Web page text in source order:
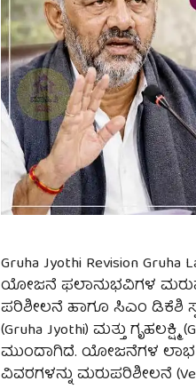
Gruha Jyothi Revision
ಯೋಜನೆ ಫಲಾನುಭವಿಗಳ
ಪರಿಶೀಲನೆ ಹಾಗೂ ಸಿಎಂ ಡಿಕೆಶಿ
(Gruha Jyothi) ಮತ್ತು
ಮುಂದಾಗಿದೆ. ಯೋಜನೆಗಳ ಲಾಭ
ವಿವರಗಳನ್ನು ಮರುಪರಿಶೀಲನೆ